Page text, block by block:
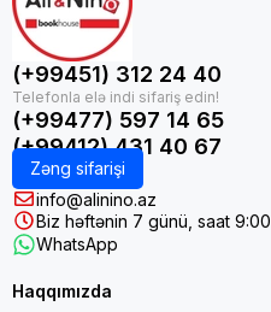
(+99451) 312 24 40
(+99477) 597 14 65
(+99412) 431 40 67
Zəng sifarişi
info@alinino.az
Biz həftənin 7 günü, saat
WhatsApp
Haqqımızda